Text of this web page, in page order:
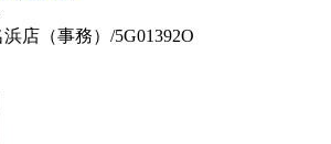
店（事務）/5G01392O